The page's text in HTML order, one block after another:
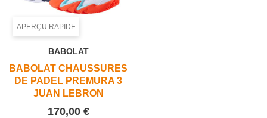
APERÇU RAPIDE
BABOLAT
BABOLAT CHAUSSURES
DE PADEL PREMURA 3
JUAN LEBRON
170,00 €Prix